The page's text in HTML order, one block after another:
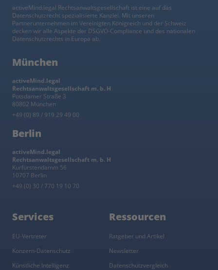
activeMind.legal Rechtsanwaltsgesellschaft ist eine auf das
Datenschutzrecht spezialisierte Kanzlei. Mit unseren
Partnerunternehmen im Vereinigten Königreich und der Schweiz
decken wir alle Aspekte der DSGVO-Compliance und des nationalen
Datenschutzrechts in Europa ab.
München
activeMind.legal
Rechtsanwaltsgesellschaft m. b. H
Potsdamer Straße 3
80802 München
+49 (0) 89 / 919 29 49 00
Berlin
activeMind.legal
Rechtsanwaltsgesellschaft m. b. H
Kurfürstendamm 56
10707 Berlin
+49 (0) 30 / 770 19 10 70
Services
EU-Vertreter
Konzern-Datenschutz
Künstliche Intelligenz
Ressourcen
Ratgeber und Artikel
Newsletter
Datenschutzvergleich